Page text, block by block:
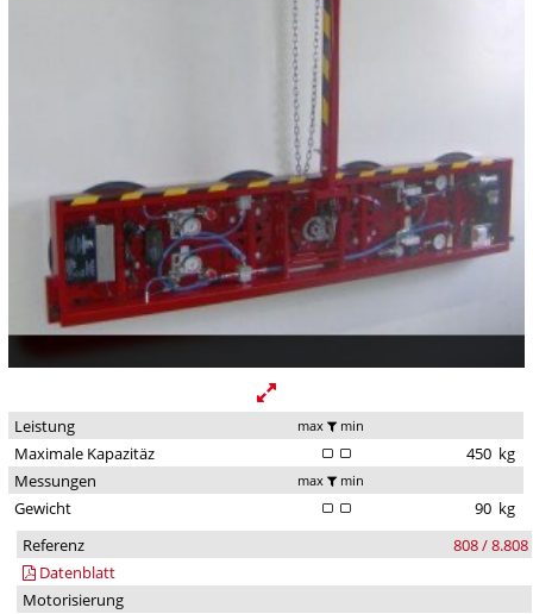
Leistung max min
Maximale Kapazitäz 450 kg
Messungen
max min
Gewicht 90 kg
Referenz
808 / 8.808
Datenblatt
Motorisierung